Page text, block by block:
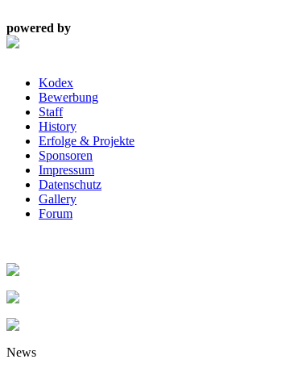
powered by
Kodex
Bewerbung
Staff
History
Erfolge & Projekte
Sponsoren
Impressum
Datenschutz
Gallery
Forum
News